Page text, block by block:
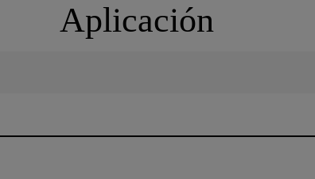
Aplicación